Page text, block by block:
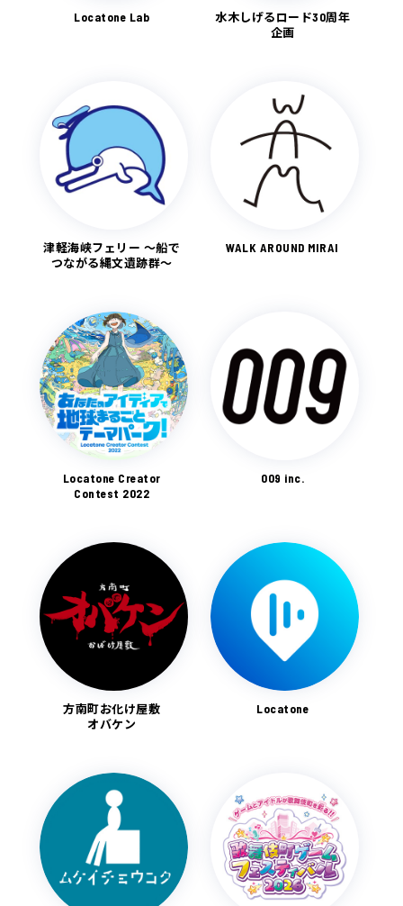
Locatone Lab
水木しげるロード30周年
企画
津軽海峡フェリー ～船で
つながる縄文遺跡群～
WALK AROUND MIRAI
Locatone Creator
Contest 2022
009 inc.
方南町お化け屋敷
オバケン
Locatone